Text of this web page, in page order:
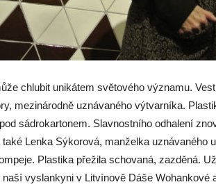
chlubit unikátem světového významu.
mezinárodně uznávaného výtvarníka.
sádrokartonem. Slavnostního odhalení
Lenka Sýkorová, manželka uznávaného
Plastika přežila schovaná, zazděná.
vyslankyni v Litvínově Dáše Wohankové